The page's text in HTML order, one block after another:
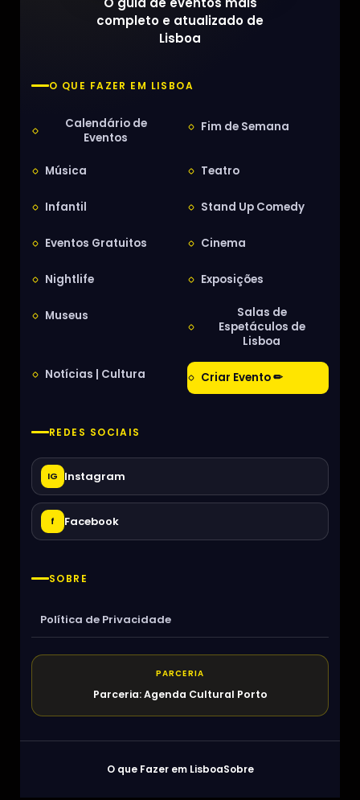
completo e atualizado de
Lisboa
O QUE FAZER EM LISBOA
Calendário de
Eventos
Fim de Semana
Música Teatro
Infantil Stand Up Comedy
Eventos Gratuitos Cinema
Nightlife Exposições
Museus
Salas de
Espetáculos de
Lisboa
Notícias | Cultura Criar Evento ✏
REDES SOCIAIS
IG Instagram
f Facebook
SOBRE
Política de Privacidade
PARCERIA
Parceria: Agenda Cultural Porto
O que Fazer em LisboaSobre